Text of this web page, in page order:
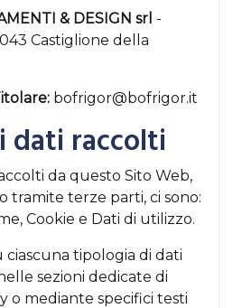
& DESIGN srl -
Castiglione della
bofrigor@bofrigor.it
dati raccolti
da questo Sito Web,
tramite terze parti, ci sono:
Cookie e Dati di utilizzo.
tipologia di dati
sezioni dedicate di
o mediante specifici testi